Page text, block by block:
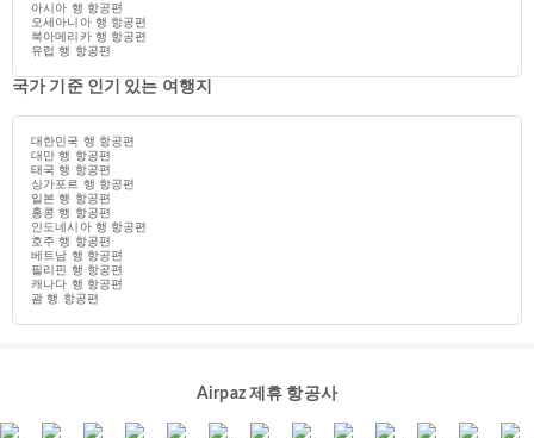
아시아 행 항공편
오세아니아 행 항공편
북아메리카 행 항공편
유럽 행 항공편
국가 기준 인기 있는 여행지
대한민국 행 항공편
대만 행 항공편
태국 행 항공편
싱가포르 행 항공편
일본 행 항공편
홍콩 행 항공편
인도네시아 행 항공편
호주 행 항공편
베트남 행 항공편
필리핀 행 항공편
캐나다 행 항공편
괌 행 항공편
Airpaz 제휴 항공사